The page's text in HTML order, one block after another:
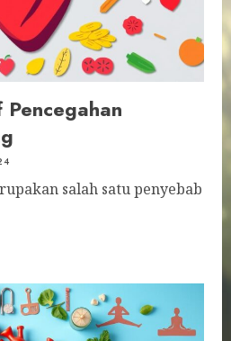
salah satu penyebab